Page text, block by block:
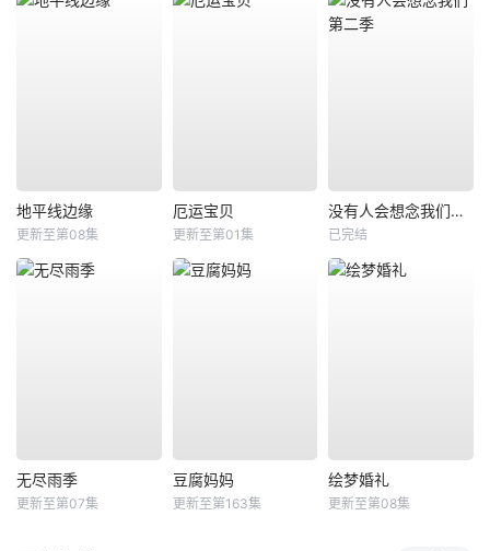
地平线边缘
更新至第08集
厄运宝贝
更新至第01集
没有人会想念我们第二季
已完结
无尽雨季
更新至第07集
豆腐妈妈
更新至第163集
绘梦婚礼
更新至第08集